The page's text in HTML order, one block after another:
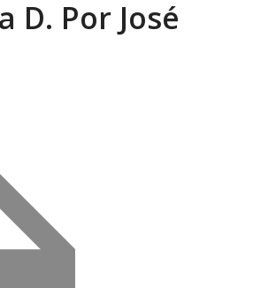
el Minister... AGOSTO 6, 2026
D. Por José